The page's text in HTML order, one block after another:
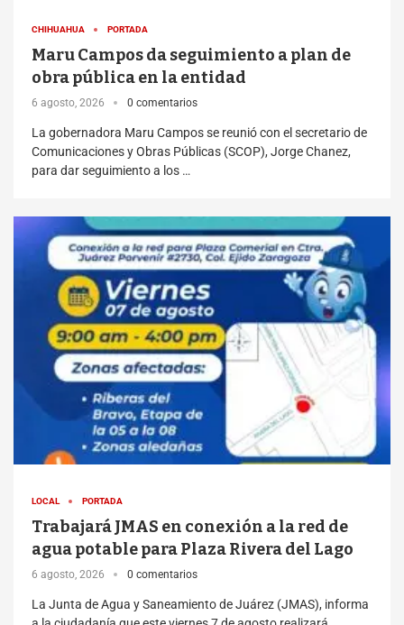
CHIHUAHUA PORTADA
Maru Campos da seguimiento a plan de
obra pública en la entidad
6 agosto, 2026 0 comentarios
La gobernadora Maru Campos se reunió con el secretario de
Comunicaciones y Obras Públicas (SCOP), Jorge Chanez,
para dar seguimiento a los …
LOCAL PORTADA
Trabajará JMAS en conexión a la red de
agua potable para Plaza Rivera del Lago
6 agosto, 2026 0 comentarios
La Junta de Agua y Saneamiento de Juárez (JMAS), informa